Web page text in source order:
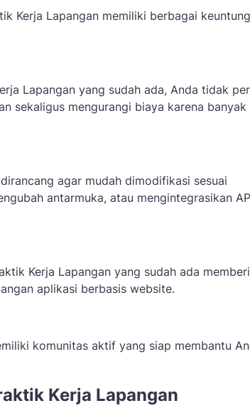
Kerja Lapangan memiliki berbagai
Lapangan yang sudah ada, Anda tidak
sekaligus mengurangi biaya karena banyak
agar mudah dimodifikasi sesuai
antarmuka, atau mengintegrasikan
Kerja Lapangan yang sudah ada
aplikasi berbasis website.
komunitas aktif yang siap membantu
Kerja Lapangan